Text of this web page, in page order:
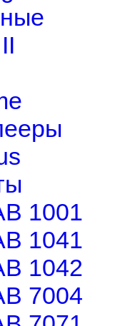
1001
1041
1042
7004